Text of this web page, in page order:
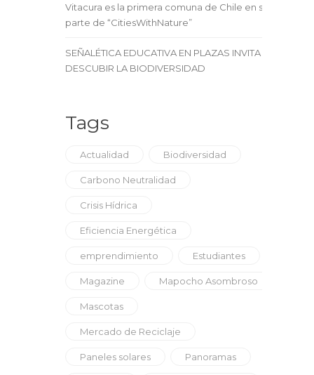
Vitacura es la primera comuna de Chile en ser
parte de “CitiesWithNature”
SEÑALÉTICA EDUCATIVA EN PLAZAS INVITA A
DESCUBIR LA BIODIVERSIDAD
Tags
Actualidad Biodiversidad
Carbono Neutralidad
Crisis Hídrica
Eficiencia Energética
emprendimiento Estudiantes
Magazine Mapocho Asombroso
Mascotas
Mercado de Reciclaje
Paneles solares Panoramas